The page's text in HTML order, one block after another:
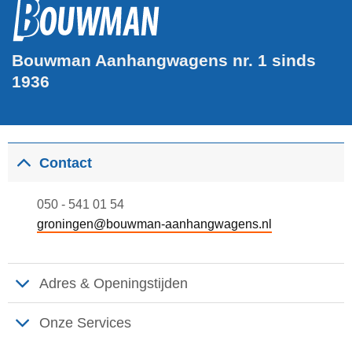
Bouwman Aanhangwagens nr. 1 sinds
1936
Contact
050 - 541 01 54
groningen@bouwman-aanhangwagens.nl
Adres & Openingstijden
Onze Services